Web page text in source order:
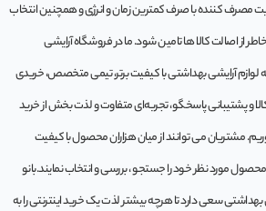
مصرف کننده با صرف کمترین زمان و انرژی و همچنین انتخاب
از اصالت کالا ها تامین شود. ما در فروشگاه آرایشی
لوازم آرایشی بهداشتی با کیفیت برتر، تیمی متخصص، خریدی
و پشتیبانی پاسخگو، تجربه‌ای متفاوت و لذت بخش از خرید
آوریم. مشتريان می توانند از ميان هزاران محصول با کيفيت
مورد نظر خود را جستجو ، بررسی و انتخاب نمايند.بانو
بهداشتی سعی دارد تا هرچه بیشتر لذت یک خرید اینترنتی را به